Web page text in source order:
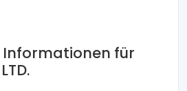
Informationen für